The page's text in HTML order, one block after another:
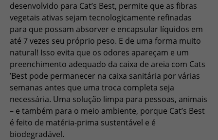
desenvolvido para Cat’s Best, permite que as fibras
vegetais ativas sejam tecnologicamente refinadas
para que possam absorver e encapsular líquidos em
até 7 vezes seu próprio peso. E de uma forma muito
natural! Isso evita que os odores apareçam e um
preenchimento adequado da caixa de areia com Cats
’Best pode permanecer na caixa sanitária por várias
semanas antes que uma troca completa seja
necessária. Uma solução limpa para pessoas, animais
– e também para o meio ambiente, porque Cat’s Best
é feito de matéria-prima sustentável e é
biodegradável.